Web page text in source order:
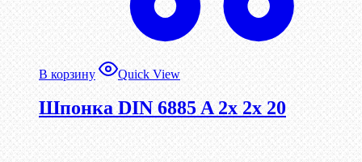
В корзину Quick View
Шпонка DIN 6885 A 2x 2x 20